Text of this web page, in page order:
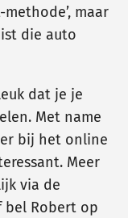
maar
die auto
dat je je
Met name
bij het online
Meer
via de
bel Robert op